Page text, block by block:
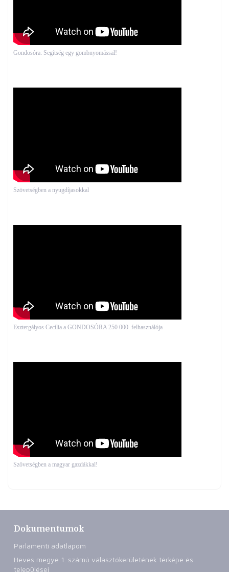
Gondosóra: Segítség egy gombnyomással!
Szövetségben a nyugdíjasokkal
Esztergályos Cecília a GONDOSÓRA 250 000. felhasználója
Szövetségben a magyar gazdákkal!
Dokumentumok
Parlamenti adatlapom
Heves megye 1. számú választókerületének térképe és
települései